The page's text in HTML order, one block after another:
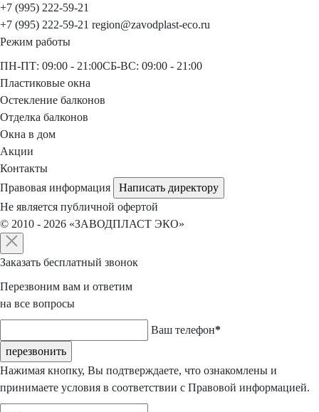
+7 (995) 222-59-21
+7 (995) 222-59-21 region@zavodplast-eco.ru
Режим работы
ПН-ПТ: 09:00 - 21:00СБ-ВС: 09:00 - 21:00
Пластиковые окна
Остекление балконов
Отделка балконов
Окна в дом
Акции
Контакты
Правовая информация
Написать директору
Не является публичной офертой
© 2010 - 2026 «ЗАВОДПЛАСТ ЭКО»
Заказать бесплатный звонок
Перезвоним вам и ответим
на все вопросы
Ваш телефон*
перезвонить
Нажимая кнопку, Вы подтверждаете, что ознакомлены и
принимаете условия в соответствии с Правовой информацией.